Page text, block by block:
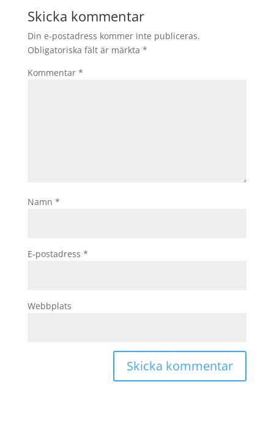
Skicka kommentar
Din e-postadress kommer inte publiceras.
Obligatoriska fält är märkta *
Kommentar *
Namn *
E-postadress *
Webbplats